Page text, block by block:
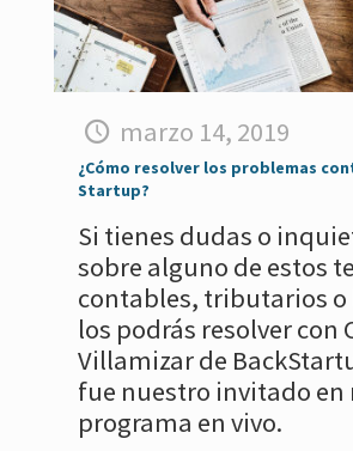
marzo 14, 2019
¿Cómo resolver los problemas
Startup?
Si tienes dudas o
sobre alguno de estos
contables, tributarios o
los podrás resolver con
Villamizar de
fue nuestro invitado en
programa en vivo.